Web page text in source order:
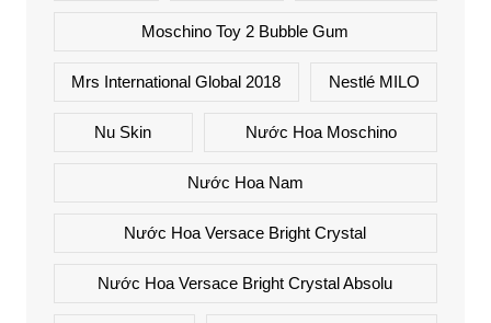
Moschino Toy 2 Bubble Gum
Mrs International Global 2018 Nestlé MILO
Nu Skin Nước Hoa Moschino
Nước Hoa Nam
Nước Hoa Versace Bright Crystal
Nước Hoa Versace Bright Crystal Absolu